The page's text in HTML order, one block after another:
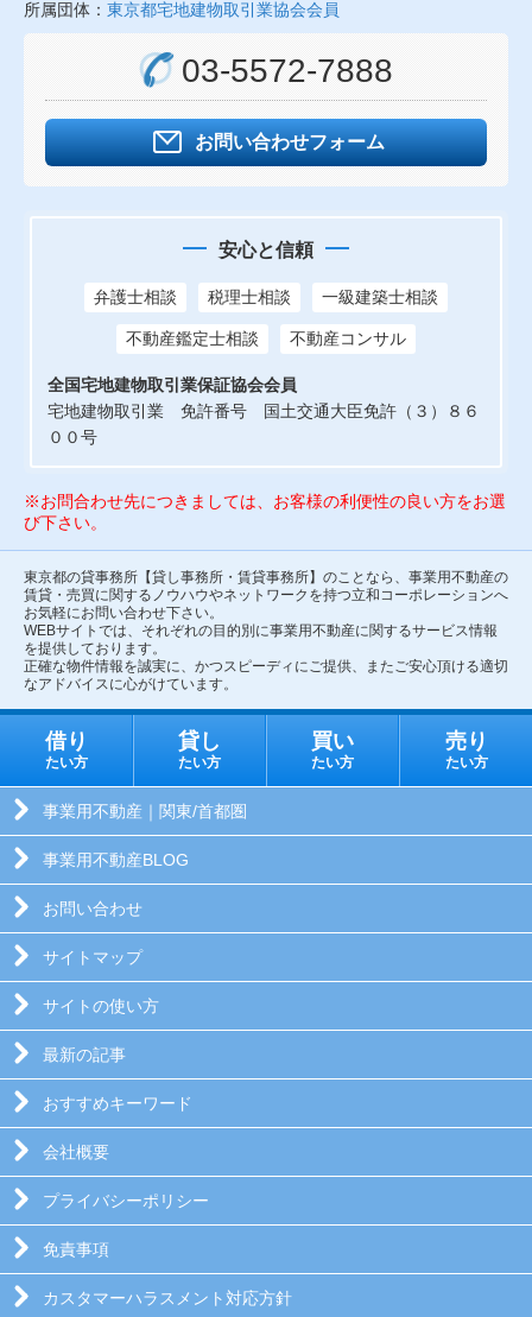
所属団体： 東京都宅地建物取引業協会会員
03-5572-7888
お問い合わせフォーム
安心と信頼
弁護士相談 税理士相談 一級建築士相談
不動産鑑定士相談 不動産コンサル
全国宅地建物取引業保証協会会員
宅地建物取引業 免許番号 国土交通大臣免許（３）８６
００号
※お問合わせ先につきましては、お客様の利便性の良い方をお選
び下さい。
東京都の貸事務所【貸し事務所・賃貸事務所】のことなら、事業用不動産の
賃貸・売買に関するノウハウやネットワークを持つ立和コーポレーションへ
お気軽にお問い合わせ下さい。
WEBサイトでは、それぞれの目的別に事業用不動産に関するサービス情報
を提供しております。
正確な物件情報を誠実に、かつスピーディにご提供、またご安心頂ける適切
なアドバイスに心がけています。
借り
たい方
貸し
たい方
買い
たい方
売り
たい方
事業用不動産｜関東/首都圏
事業用不動産BLOG
お問い合わせ
サイトマップ
サイトの使い方
最新の記事
おすすめキーワード
会社概要
プライバシーポリシー
免責事項
カスタマーハラスメント対応方針